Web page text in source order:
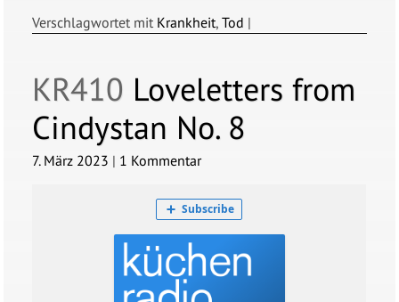
Verschlagwortet mit Krankheit,Tod |
KR410 Loveletters from
Cindystan No. 8
7. März 2023 | 1 Kommentar